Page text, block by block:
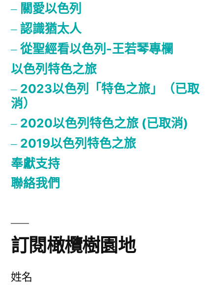
關愛以色列
認識猶太人
從聖經看以色列-王若琴專欄
以色列特色之旅
2023以色列「特色之旅」（已取
消）
2020以色列特色之旅 (已取消)
2019以色列特色之旅
奉獻支持
聯絡我們
訂閱橄欖樹園地
姓名